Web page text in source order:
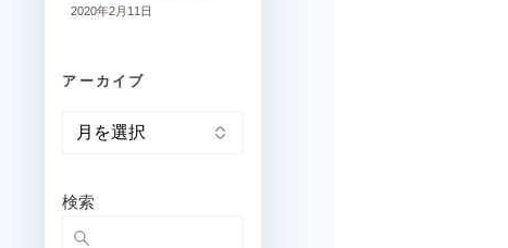
2020年2月11日
アーカイブ
イ
ブ
検索